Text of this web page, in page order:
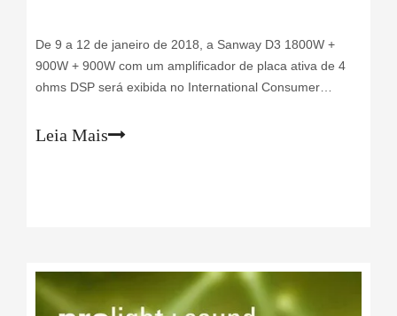
De 9 a 12 de janeiro de 2018, a Sanway D3 1800W +
900W + 900W com um amplificador de placa ativa de 4
ohms DSP será exibida no International Consumer
dourado de 12 anos em Made-in-china.com, temos a
Leia Mais